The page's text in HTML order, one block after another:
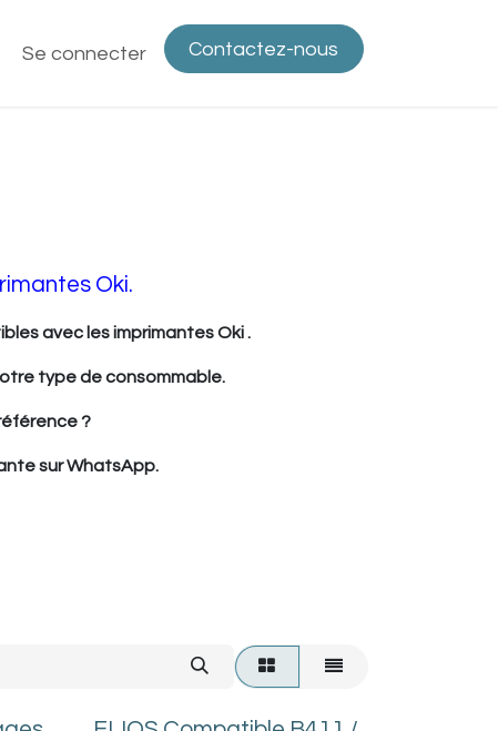
nous Politique de confidentialité
Se connecter Contactez-nous
Oki.
avec les imprimantes Oki .
type de consommable.
?
sur WhatsApp.